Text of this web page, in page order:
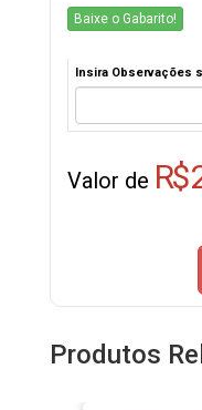
Baixe o Gabarito!
Insira Observações
Valor de R$
Produtos